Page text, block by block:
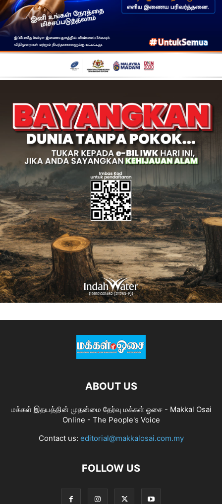
ABOUT US
மக்கள் இதயத்தின் முதன்மை தேர்வு மக்கள் ஓசை - Makkal Osai
Online - The People's Voice
Contact us: editorial@makkalosai.com.my
FOLLOW US